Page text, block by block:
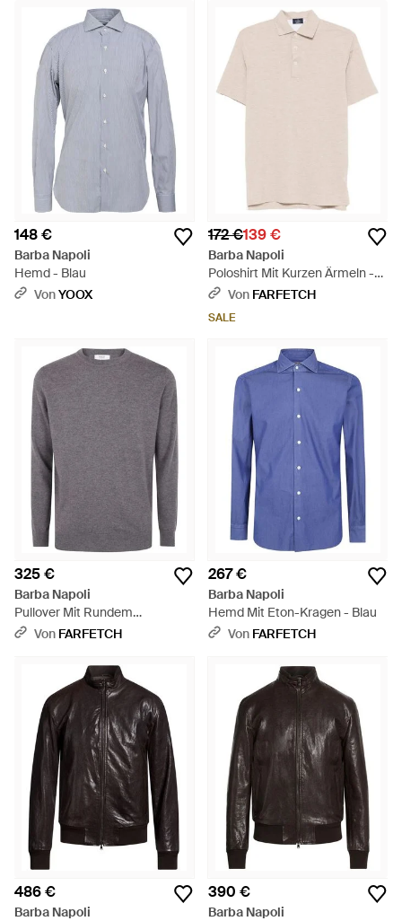
148 €
Barba Napoli
Hemd - Blau
VonYOOX
172 €139 €
Barba Napoli
Poloshirt Mit Kurzen Ärmeln -
WeißVon FARFETCH
SALE
325 €
Barba Napoli
Pullover Mit Rundem
Ausschnitt - Grau
Von FARFETCH
267 €
Barba Napoli
Hemd Mit Eton-Kragen - Blau
Von FARFETCH
486 €
Barba Napoli
390 €
Barba Napoli